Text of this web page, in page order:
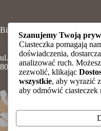
Biuro
ul. Adama Mickiewicza 9/7,
80-425 Gdańsk
Szanujemy Twoją
Ciasteczka pomagają
doświadczenia,
analizować ruch.
zezwolić, klikając
wszystkie, aby wyrazić
aby odmówić ciasteczek